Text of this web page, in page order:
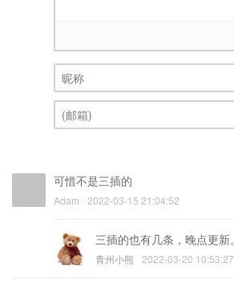
昵称 (必填)
可惜不是三插的
Adam 2022-03-15 21:04:52
三插的也有几条，晚点更新。
青州小熊 2022-03-20 10:53:27